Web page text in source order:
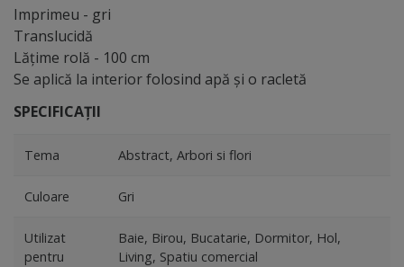
Imprimeu - gri
Translucidă
Lăţime rolă - 100 cm
Se aplică la interior folosind apă şi o racletă
SPECIFICAȚII
Tema Abstract, Arbori si flori
Culoare Gri
Utilizat
pentru
Baie, Birou, Bucatarie, Dormitor, Hol,
Living, Spatiu comercial